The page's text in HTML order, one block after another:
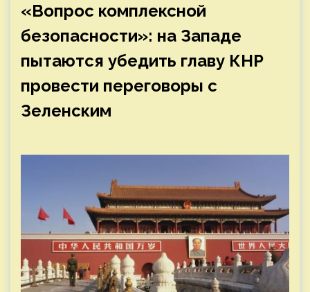
«Вопрос комплексной
безопасности»: на Западе
пытаются убедить главу КНР
провести переговоры с
Зеленским